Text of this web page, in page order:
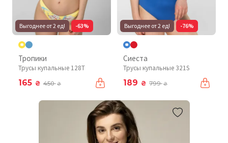
Выгоднее от 2 ед! -63%
Тропики
Трусы купальные 128T
165 ₴ 450₴
Выгоднее от 2 ед! -76%
Сиеста
Трусы купальные 321S
189 ₴ 799₴